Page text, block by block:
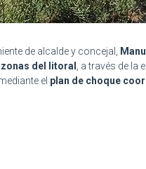
de alcalde y concejal,
del litoral
, a través de
el plan de choque